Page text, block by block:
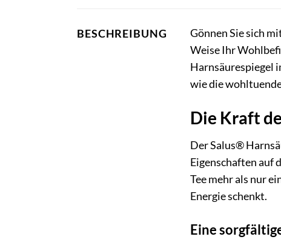
BESCHREIBUNG
Gönnen Sie sich
Weise Ihr
Harnsäurespiegel
wie die
Die Kraft
Der Salus®
Eigenschaften auf
Tee mehr als nur
Energie schenkt.
Eine